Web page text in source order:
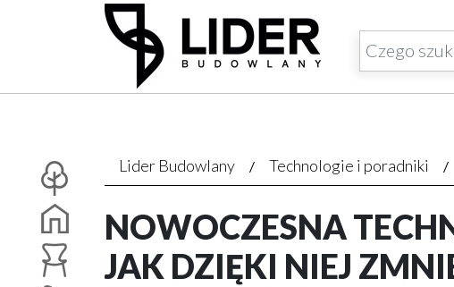
Lider Budowlany Technologie i poradniki
NOWOCZESNA
JAK DZIĘKI NIEJ